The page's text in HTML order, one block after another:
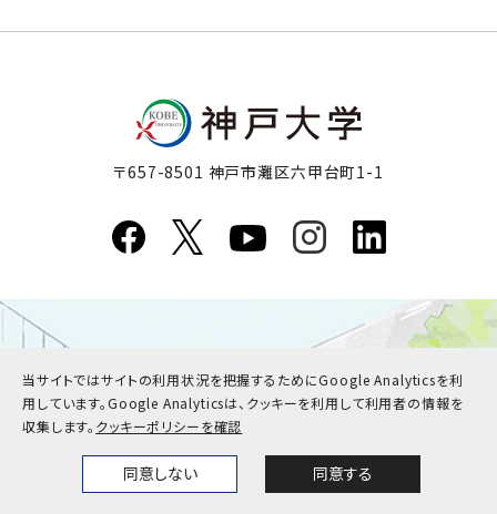
当サイトではサイトの利用状況を把握するためにGoogle Analyticsを利
用しています。Google Analyticsは、クッキーを利用して利用者の情報を
収集します。 クッキーポリシーを確認
同意しない 同意する
News Themes
〒657-8501 神戸市灘区六甲台町1-1